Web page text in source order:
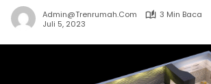
Admin@trenrumah.com
3 Min Baca
Juli 5, 2023